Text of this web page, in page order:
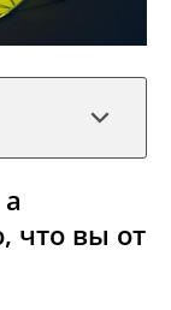
что вы от